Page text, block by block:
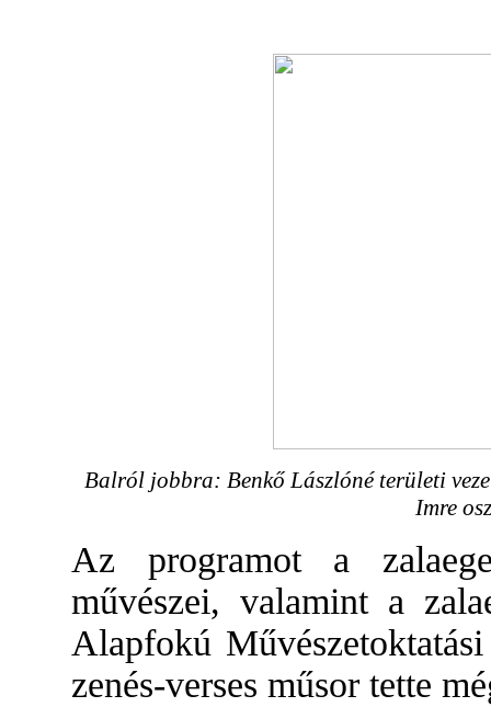
Balról jobbra: Benkő Lászlóné területi
Imre
Az programot a
művészei, valamint a
Alapfokú
zenés-verses műsor tette